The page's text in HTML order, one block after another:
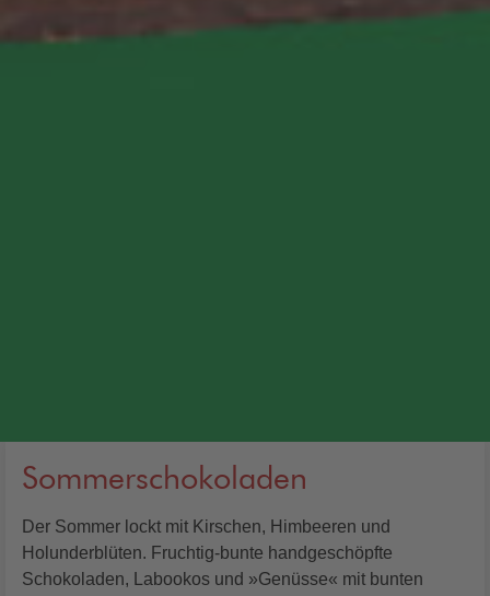
Sommerschokoladen
Der Sommer lockt mit Kirschen, Himbeeren und
Holunderblüten. Fruchtig-bunte handgeschöpfte
Schokoladen, Labookos und »Genüsse« mit bunten